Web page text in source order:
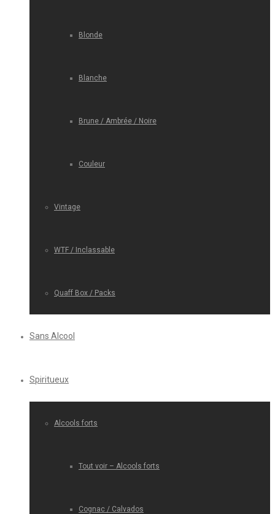
Blonde
Blanche
Brune / Ambrée / Noire
Couleur
Vintage
WTF / Inclassable
Quaff Box / Packs
Sans Alcool
Spiritueux
Alcools forts
Tout voir – Alcools forts
Cognac / Calvados